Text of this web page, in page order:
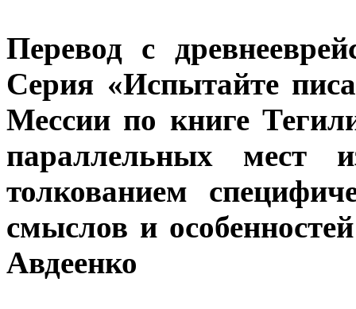
Перевод с
Серия «Испытайте
Мессии по книге
параллельных мест
толкованием
смыслов и
Авдеенко